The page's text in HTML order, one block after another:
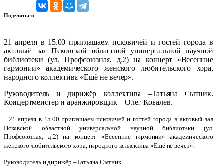
Поделиться:
21 апреля в 15.00 приглашаем псковичей и гостей города в
актовый зал Псковской областной универсальной научной
библиотеки (ул. Профсоюзная, д.2) на концерт «Весенние
гармонии» академического женского любительского хора,
народного коллектива «Ещё не вечер».
Руководитель и дирижёр коллектива –Татьяна Сытник.
Концертмейстер и аранжировщик – Олег Ковалёв.
21 апреля в 15.00 приглашаем псковичей и гостей города в актовый зал
Псковской областной универсальной научной библиотеки (ул.
Профсоюзная, д.2) на концерт «Весенние гармонии» академического
женского любительского хора, народного коллектива «Ещё не вечер».
Руководитель и дирижёр –Татьяна Сытник.